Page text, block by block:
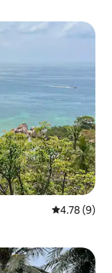
Calificación
4.78 (9)